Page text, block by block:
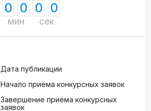
0 0
мин
0 0
сек
Дата публикации
Начало приёма конкурсных заявок
Завершение приёма конкурсных
заявок